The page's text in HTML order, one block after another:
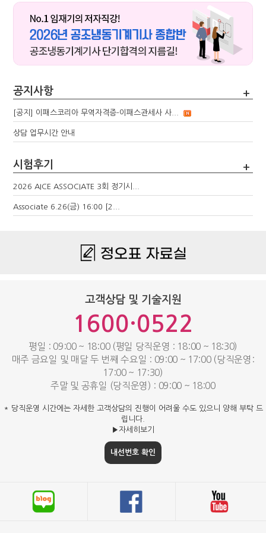
공지사항 +
[공지] 이패스코리아 무역자격증-이패스관세사 사...
상담 업무시간 안내
시험후기 +
2026 AICE ASSOCIATE 3회 정기시...
Associate 6.26(금) 16:00 [2...
고객상담 및 기술지원
1600·0522
평일 : 09:00 ~ 18:00 (평일 당직운영 : 18:00 ~ 18:30)
매주 금요일 및 매달 두 번째 수요일 : 09:00 ~ 17:00 (당직운영:
17:00 ~ 17:30)
주말 및 공휴일 (당직운영) : 09:00 ~ 18:00
* 당직운영 시간에는 자세한 고객상담의 진행이 어려울 수도 있으니 양해 부탁 드
립니다.
▶자세히보기
내선번호 확인